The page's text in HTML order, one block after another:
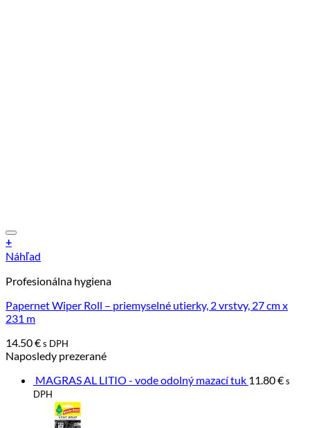
+
Náhľad
Profesionálna hygiena
Papernet Wiper Roll – priemyselné utierky, 2 vrstvy, 27 cm x
231 m
14.50€s DPH
Naposledy prezerané
MAGRAS AL LITIO - vode odolný mazací tuk 11.80€s
DPH